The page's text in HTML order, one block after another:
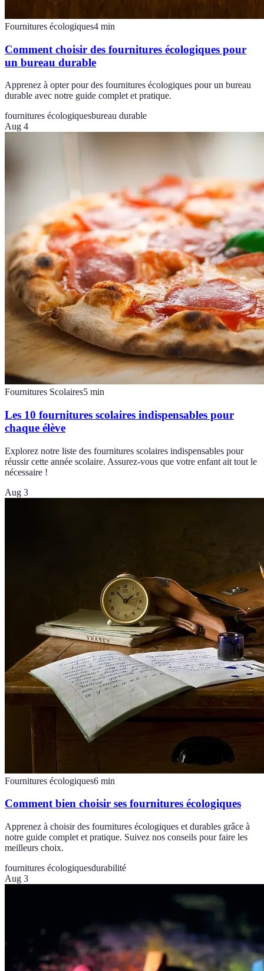
Fournitures écologiques4 min
Comment choisir des fournitures écologiques pour
un bureau durable
Apprenez à opter pour des fournitures écologiques pour un bureau
durable avec notre guide complet et pratique.
fournitures écologiquesbureau durable
Aug 4
Fournitures Scolaires5 min
Les 10 fournitures scolaires indispensables pour
chaque élève
Explorez notre liste des fournitures scolaires indispensables pour
réussir cette année scolaire. Assurez-vous que votre enfant ait tout le
nécessaire !
Aug 3
Fournitures écologiques6 min
Comment bien choisir ses fournitures écologiques
Apprenez à choisir des fournitures écologiques et durables grâce à
notre guide complet et pratique. Suivez nos conseils pour faire les
meilleurs choix.
fournitures écologiquesdurabilité
Aug 3